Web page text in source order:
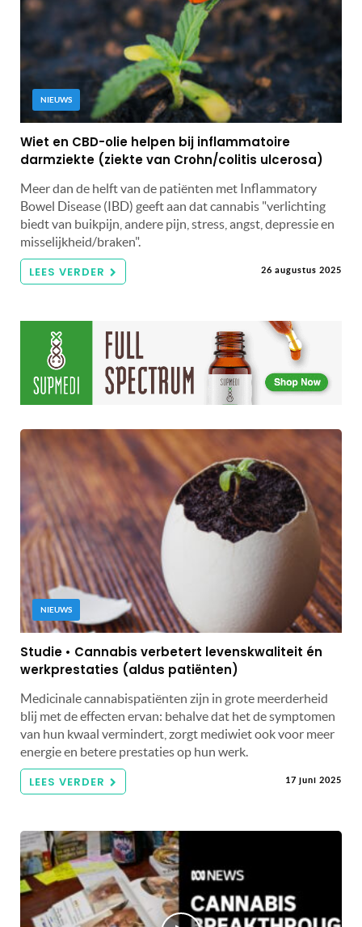
NIEUWS
Wiet en CBD-olie helpen bij inflammatoire
darmziekte (ziekte van Crohn/colitis ulcerosa)
Meer dan de helft van de patiënten met Inflammatory
Bowel Disease (IBD) geeft aan dat cannabis "verlichting
biedt van buikpijn, andere pijn, stress, angst, depressie en
misselijkheid/braken".
LEES VERDER 26 augustus 2025
NIEUWS
Studie • Cannabis verbetert levenskwaliteit én
werkprestaties (aldus patiënten)
Medicinale cannabispatiënten zijn in grote meerderheid
blij met de effecten ervan: behalve dat het de symptomen
van hun kwaal vermindert, zorgt mediwiet ook voor meer
energie en betere prestaties op hun werk.
LEES VERDER 17 juni 2025